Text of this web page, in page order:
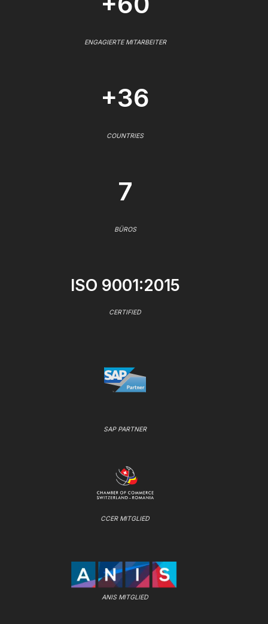
ENGAGIERTE MITARBEITER
+36
COUNTRIES
7
BÜROS
ISO 9001:2015
CERTIFIED
SAP PARTNER
CCER MITGLIED
ANIS MITGLIED